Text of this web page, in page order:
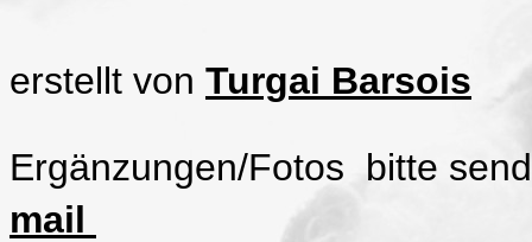
erstellt von Turgai Barsois
Ergänzungen/Fotos bitte
mail